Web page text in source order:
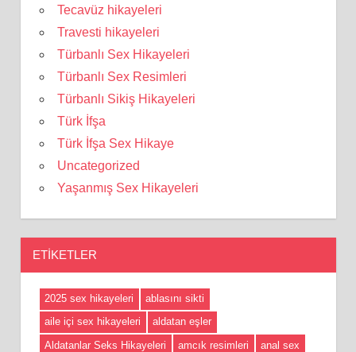
Tecavüz hikayeleri
Travesti hikayeleri
Türbanlı Sex Hikayeleri
Türbanlı Sex Resimleri
Türbanlı Sikiş Hikayeleri
Türk İfşa
Türk İfşa Sex Hikaye
Uncategorized
Yaşanmış Sex Hikayeleri
ETIKETLER
2025 sex hikayeleri
ablasını sikti
aile içi sex hikayeleri
aldatan eşler
Aldatanlar Seks Hikayeleri
amcık resimleri
anal sex